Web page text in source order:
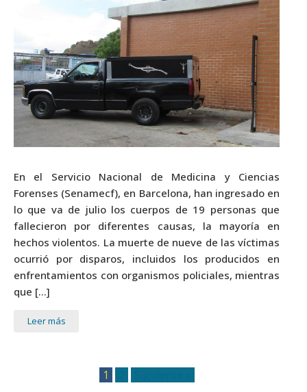
En el Servicio Nacional de Medicina y Ciencias
Forenses (Senamecf), en Barcelona, han ingresado en
lo que va de julio los cuerpos de 19 personas que
fallecieron por diferentes causas, la mayoría en
hechos violentos. La muerte de nueve de las víctimas
ocurrió por disparos, incluidos los producidos en
enfrentamientos con organismos policiales, mientras
que […]
Leer más
1